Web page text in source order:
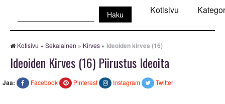
Kotisivu
Kotisivu » Sekalainen » Kirves » Ideoiden kirves (16)
Ideoiden Kirves (16) Piirustus Ideoita
Jaa: Facebook Pinterest Instagram Twitter